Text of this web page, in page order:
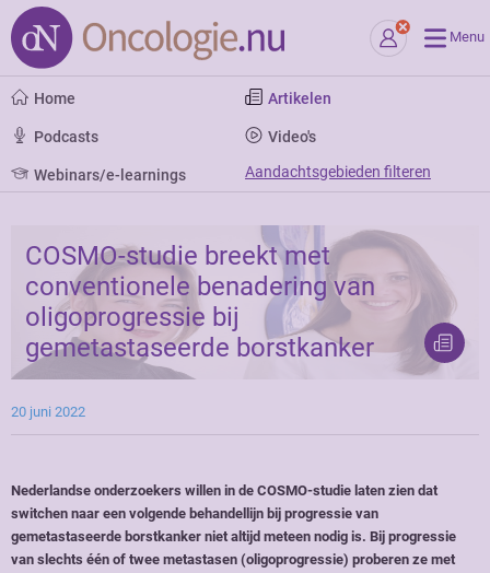
Menu
Home Artikelen
Podcasts Video's
Webinars/e-learnings Aandachtsgebieden filteren
COSMO-studie breekt met
conventionele benadering van
oligoprogressie bij
gemetastaseerde borstkanker
20 juni 2022
Nederlandse onderzoekers willen in de COSMO-studie laten zien dat
switchen naar een volgende behandellijn bij progressie van
gemetastaseerde borstkanker niet altijd meteen nodig is. Bij progressie
van slechts één of twee metastasen (oligoprogressie) proberen ze met